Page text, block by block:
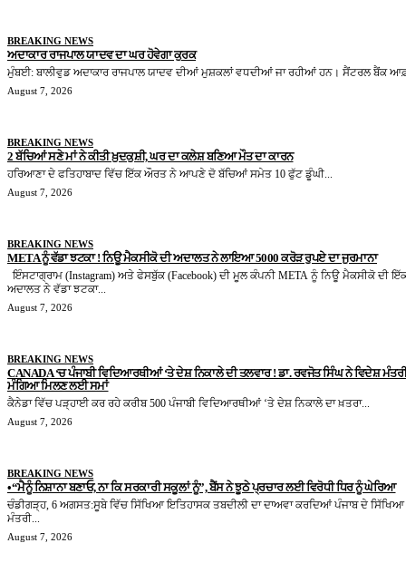
BREAKING NEWS
ਅਦਾਕਾਰ ਰਾਜਪਾਲ ਯਾਦਵ ਦਾ ਘਰ ਹੋਵੇਗਾ ਕੁਰਕ
ਮੁੰਬਈ: ਬਾਲੀਵੁਡ ਅਦਾਕਾਰ ਰਾਜਪਾਲ ਯਾਦਵ ਦੀਆਂ ਮੁਸ਼ਕਲਾਂ ਵਧਦੀਆਂ ਜਾ ਰਹੀਆਂ ਹਨ। ਸੈਂਟਰਲ ਬੈਂਕ
August 7, 2026
BREAKING NEWS
2 ਬੱਚਿਆਂ ਸਣੇ ਮਾਂ ਨੇ ਕੀਤੀ ਖ਼ੁਦਕੁਸ਼ੀ, ਘਰ ਦਾ ਕਲੇਸ਼ ਬਣਿਆ ਮੌਤ ਦਾ ਕਾਰਨ
ਹਰਿਆਣਾ ਦੇ ਫਤਿਹਾਬਾਦ ਵਿੱਚ ਇੱਕ ਔਰਤ ਨੇ ਆਪਣੇ ਦੋ ਬੱਚਿਆਂ ਸਮੇਤ 10 ਫੁੱਟ ਡੂੰਘੀ...
August 7, 2026
BREAKING NEWS
META ਨੂੰ ਵੱਡਾ ਝਟਕਾ ! ਨਿਊ ਮੈਕਸੀਕੋ ਦੀ ਅਦਾਲਤ ਨੇ ਲਾਇਆ 5000 ਕਰੋੜ ਰੁਪਏ ਦਾ ਜੁਰਮਾਨਾ
ਇੰਸਟਾਗ੍ਰਾਮ (Instagram) ਅਤੇ ਫੇਸਬੁੱਕ (Facebook) ਦੀ ਮੂਲ ਕੰਪਨੀ META ਨੂੰ ਨਿਊ ਮੈਕਸੀਕੋ ਦੀ
ਅਦਾਲਤ ਨੇ ਵੱਡਾ ਝਟਕਾ...
August 7, 2026
BREAKING NEWS
CANADA ‘ਚ ਪੰਜਾਬੀ ਵਿਦਿਆਰਥੀਆਂ ‘ਤੇ ਦੇਸ਼ ਨਿਕਾਲੇ ਦੀ ਤਲਵਾਰ ! ਡਾ. ਰਵਜੋਤ ਸਿੰਘ ਨੇ ਵਿਦੇਸ਼
ਮੰਗਿਆ ਮਿਲਣ ਲਈ ਸਮਾਂ
ਕੈਨੇਡਾ ਵਿੱਚ ਪੜ੍ਹਾਈ ਕਰ ਰਹੇ ਕਰੀਬ 500 ਪੰਜਾਬੀ ਵਿਦਿਆਰਥੀਆਂ ‘ਤੇ ਦੇਸ਼ ਨਿਕਾਲੇ ਦਾ ਖ਼ਤਰਾ...
August 7, 2026
BREAKING NEWS
•“ਮੈਨੂੰ ਨਿਸ਼ਾਨਾ ਬਣਾਓ, ਨਾ ਕਿ ਸਰਕਾਰੀ ਸਕੂਲਾਂ ਨੂੰ”, ਬੈਂਸ ਨੇ ਝੂਠੇ ਪ੍ਰਚਾਰ ਲਈ ਵਿਰੋਧੀ ਧਿਰ ਨੂੰ ਘੇਰਿਆ
ਚੰਡੀਗੜ੍ਹ, 6 ਅਗਸਤ:ਸੂਬੇ ਵਿੱਚ ਸਿੱਖਿਆ ਇਤਿਹਾਸਕ ਤਬਦੀਲੀ ਦਾ ਦਾਅਵਾ ਕਰਦਿਆਂ ਪੰਜਾਬ ਦੇ ਸਿੱਖਿਆ
ਮੰਤਰੀ...
August 7, 2026